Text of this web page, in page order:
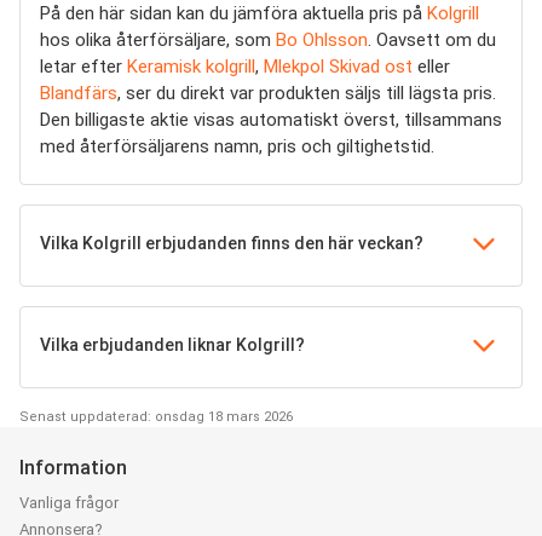
På den här sidan kan du jämföra aktuella pris på Kolgrill
hos olika återförsäljare, som Bo Ohlsson . Oavsett om du
letar efter Keramisk kolgrill, Mlekpol Skivad ost eller
Blandfärs, ser du direkt var produkten säljs till lägsta pris.
Den billigaste aktie visas automatiskt överst, tillsammans
med återförsäljarens namn, pris och giltighetstid.
Vilka Kolgrill erbjudanden finns den här veckan?
Vilka erbjudanden liknar Kolgrill?
Senast uppdaterad: onsdag 18 mars 2026
Information
Vanliga frågor
Annonsera?